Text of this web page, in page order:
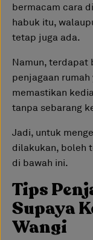
bermacam cara
habuk itu,
tetap juga ada.
Namun, terdapat
penjagaan
memastikan
tanpa sebarang
Jadi, untuk
dilakukan, boleh
di bawah ini.
Tips
Supaya
Wangi